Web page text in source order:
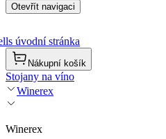
Otevřít navigaci
úvodní stránka
Nákupní košík
Stojany na víno
Winerex
Winerex